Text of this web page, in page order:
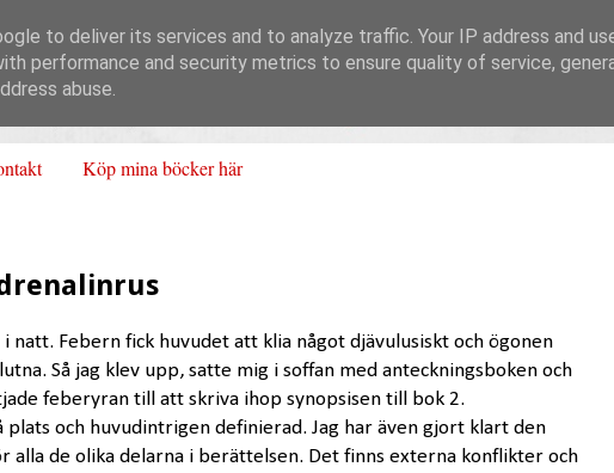
Köp mina böcker här
natt. Febern fick huvudet att klia något djävulusiskt och ögonen
Så jag klev upp, satte mig i soffan med anteckningsboken och
feberyran till att skriva ihop synopsisen till bok 2.
plats och huvudintrigen definierad. Jag har även gjort klart den
alla de olika delarna i berättelsen. Det finns externa konflikter och
to deliver its services and to analyze traffic. Your IP address and
performance and security metrics to ensure quality of service,
abuse.